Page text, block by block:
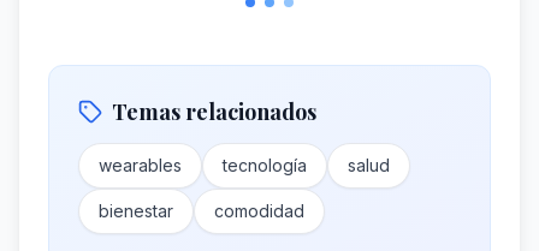
Temas relacionados
wearables tecnología salud
bienestar comodidad